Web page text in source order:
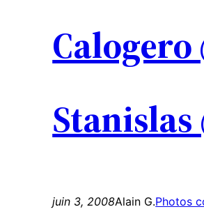
Calogero
Stanislas
juin 3, 2008Alain G.Photos